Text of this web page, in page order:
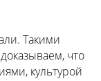
Такими
что
культурой